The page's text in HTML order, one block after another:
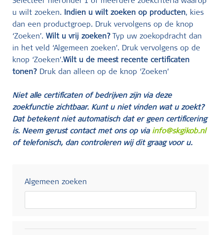
u wilt zoeken. Indien u wilt zoeken op producten, kies
dan een productgroep. Druk vervolgens op de knop
‘Zoeken’. Wilt u vrij zoeken? Typ uw zoekopdracht dan
in het veld ‘Algemeen zoeken’. Druk vervolgens op de
knop ‘Zoeken’.Wilt u de meest recente certificaten
tonen? Druk dan alleen op de knop ‘Zoeken’
Niet alle certificaten of bedrijven zijn via deze
zoekfunctie zichtbaar. Kunt u niet vinden wat u zoekt?
Dat betekent niet automatisch dat er geen certificering
is. Neem gerust contact met ons op via info@skgikob.nl
of telefonisch, dan controleren wij dit graag voor u.
Algemeen zoeken